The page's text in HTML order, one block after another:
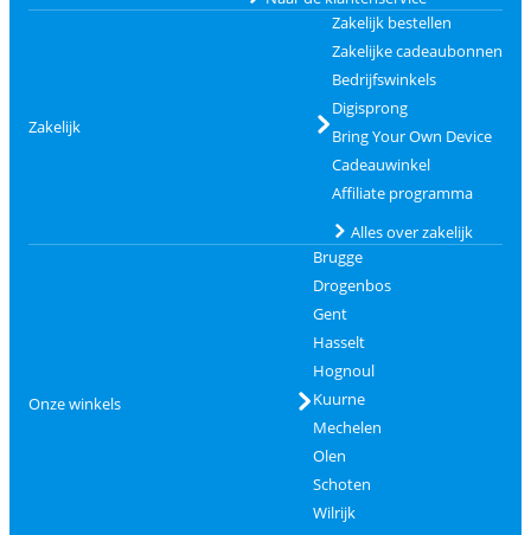
Zakelijk
Zakelijk bestellen
Zakelijke cadeaubonnen
Bedrijfswinkels
Digisprong
Bring Your Own Device
Cadeauwinkel
Affiliate programma
Alles over zakelijk
Onze winkels
Brugge
Drogenbos
Gent
Hasselt
Hognoul
Kuurne
Mechelen
Olen
Schoten
Wilrijk